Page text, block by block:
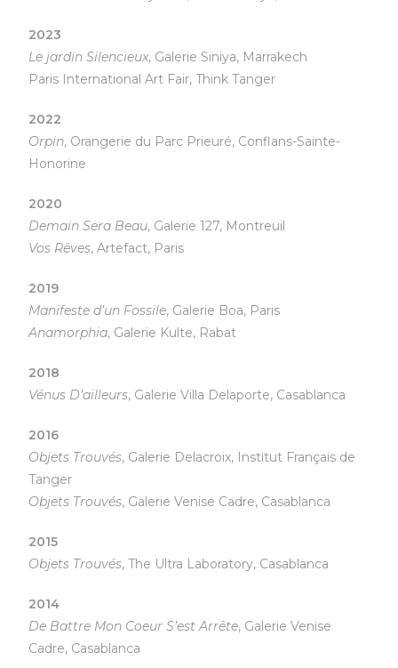
2023
Le jardin Silencieux, Galerie Siniya, Marrakech
Paris International Art Fair, Think Tanger
2022
Orpin, Orangerie du Parc Prieuré, Conflans-Sainte-
Honorine
2020
Demain Sera Beau, Galerie 127, Montreuil
Vos Rêves, Artefact, Paris
2019
Manifeste d’un Fossile, Galerie Boa, Paris
Anamorphia, Galerie Kulte, Rabat
2018
Vénus D’ailleurs, Galerie Villa Delaporte, Casablanca
2016
Objets Trouvés, Galerie Delacroix, Institut Français de
Tanger
Objets Trouvés, Galerie Venise Cadre, Casablanca
2015
Objets Trouvés, The Ultra Laboratory, Casablanca
2014
De Battre Mon Coeur S’est Arrête, Galerie Venise
Cadre, Casablanca